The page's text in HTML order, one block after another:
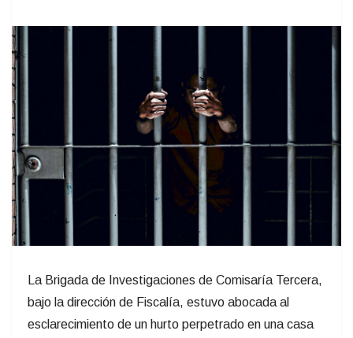
La Brigada de Investigaciones de Comisaría Tercera,
bajo la dirección de Fiscalía, estuvo abocada al
esclarecimiento de un hurto perpetrado en una casa